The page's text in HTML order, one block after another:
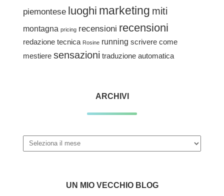
piemontese luoghi marketing miti
montagna pricing recensioni recensioni
redazione tecnica Rosine running scrivere come
mestiere sensazioni traduzione automatica
ARCHIVI
Archivi
UN MIO VECCHIO BLOG